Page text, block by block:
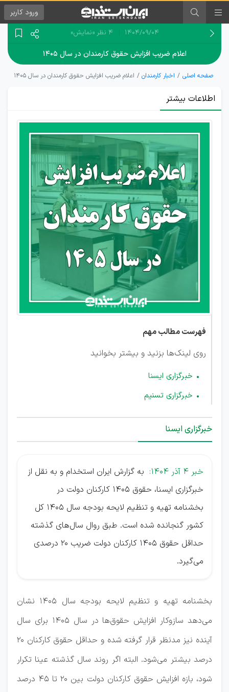
ورود کاربر
۱۴۰۴/۰۹/۰۴ 4 نظر «نمایش»
اعلام ضریب افزایش حقوق کارمندان در سال ۱۴۰۵
صفحه اصلی اخبار کارمندان اعلام ضریب افزایش حقوق کارمندان در سال ۱۴۰۵
اطلاعات بیشتر
جزئیات
ضریب
افزایش
حقوق
کارمندان
سال
فهرست مطالب مهم
روی لینک‌ها بزنید و بیشتر بخوانید
خبرگزاری ایسنا
خبرگزاری تسنیم
خبرگزاری ایسنا
خبر 4 آذر 1404:
به گزارش ایران استخدام و به نقل از
خبرگزاری ایسنا، حقوق ۱۴۰۵ کارکنان دولت در
بخشنامه تهیه و تنظیم لایحه بودجه سال ۱۴۰۵ کل
کشور گنجانده شده است. طبق روال سال‌های گذشته
حداقل حقوق ۱۴۰۵ کارکنان دولت ضریب ۲۰ درصدی
می‌گیرد.
بخشنامه تهیه و تنظیم لایحه بودجه سال ۱۴۰۵ نشان
می‌دهد سازوکار افزایش حقوق‌ها در سال ۱۴۰۵ برای سال
آینده نیز مدنظر قرار گرفته شده و حداقل حقوق کارکنان ۲۰
درصد بیشتر می‌شود. البته اگر روند سال گذشته عینا تکرار
شود، بازه افزایش حقوق کارکنان دولت بین ۲۰ تا ۴۵ درصد